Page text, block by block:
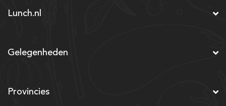
Lunch.nl
Gelegenheden
Provincies